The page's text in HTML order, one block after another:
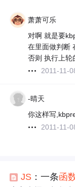
萧萧可乐
对啊 就是要
在里面做判断
否则 执行上轮
2011-11-
-晴天
你这样写
2011-11-
JS ：一条函